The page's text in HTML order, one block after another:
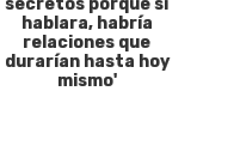
hablara, habría
relaciones que
durarían hasta hoy
mismo'